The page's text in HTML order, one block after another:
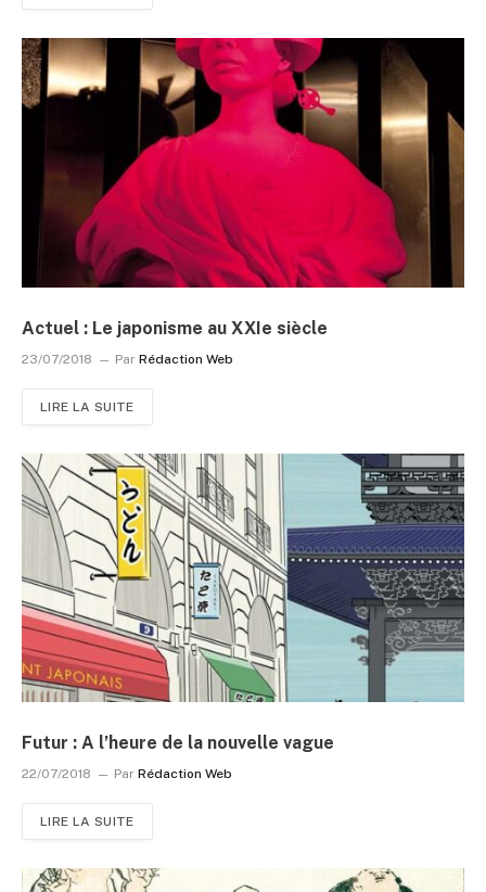
Actuel : Le japonisme au XXIe siècle
23/07/2018 Par Rédaction Web
LIRE LA SUITE
Futur : A l’heure de la nouvelle vague
22/07/2018 Par Rédaction Web
LIRE LA SUITE